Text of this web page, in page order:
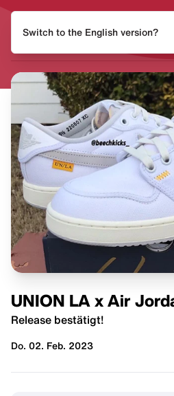
MVMNT
UNION LA x Air
Release bestätigt!
Do. 02. Feb. 2023
Switch to the English version?